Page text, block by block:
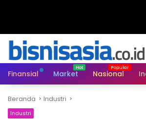
Finansial Market Nasional
Beranda Industri
Industri